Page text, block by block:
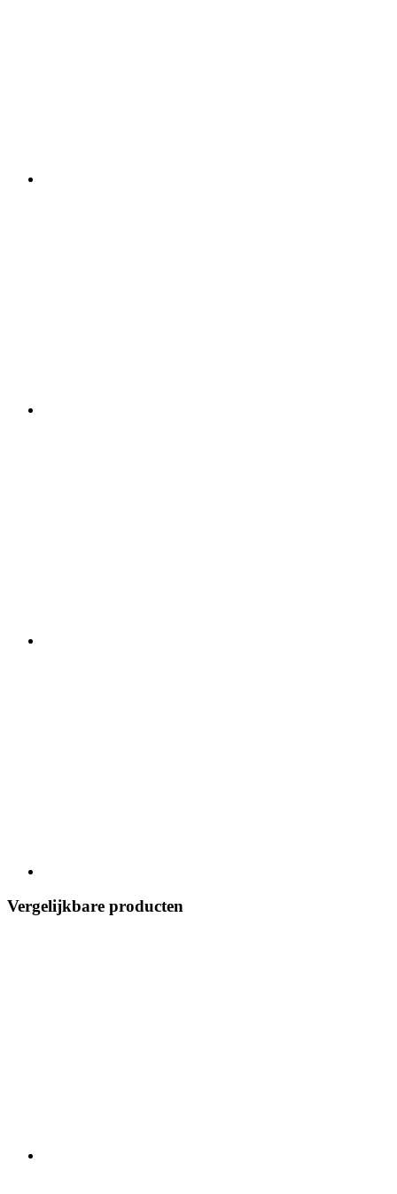
Vergelijkbare producten